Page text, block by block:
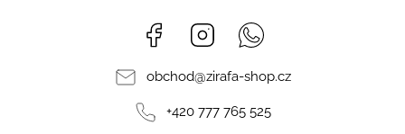
Facebook Instagram
obchod@zirafa-shop.cz
+420 777 765 525